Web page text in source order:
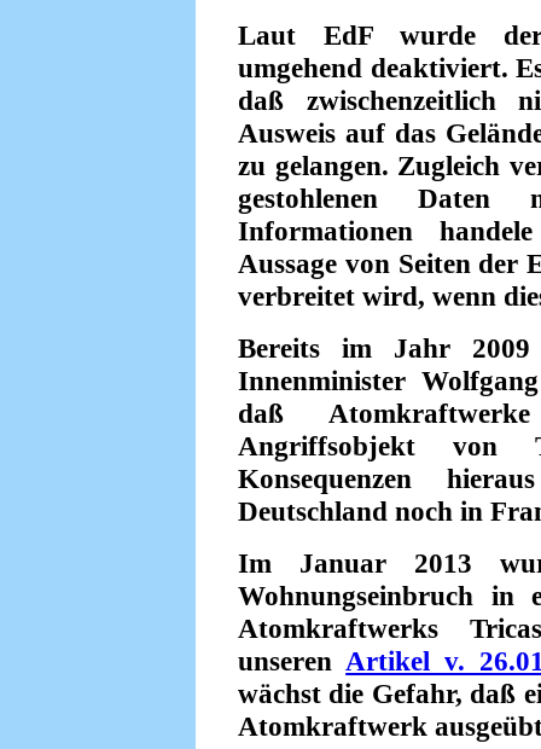
Laut EdF wurde der
umgehend deaktiviert.
daß zwischenzeitlich
Ausweis auf das
zu gelangen. Zugleich
gestohlenen Daten
Informationen
Aussage von Seiten der
verbreitet wird, wenn
Bereits im Jahr 2009
Innenminister
daß
Angriffsobjekt von
Konsequenzen
Deutschland noch in
Im Januar 2013
Wohnungseinbruch in
Atomkraftwerks
unseren Artikel v.
wächst die Gefahr, daß
Atomkraftwerk